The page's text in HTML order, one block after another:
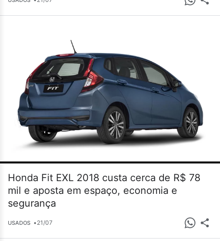
Honda Fit EXL 2018 custa cerca de R$ 78
mil e aposta em espaço, economia e
segurança
USADOS •21/07